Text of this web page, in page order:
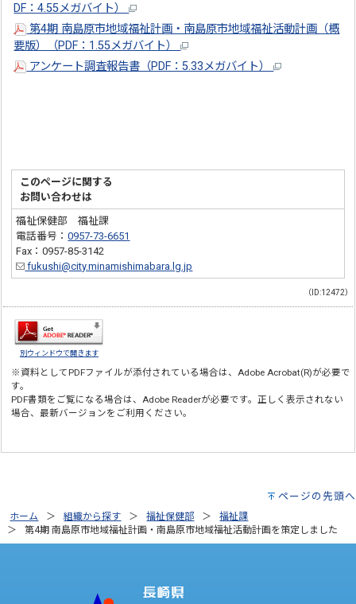
DF：4.55メガバイト）
第4期 南島原市地域福祉計画・南島原市地域福祉活動計画（概
要版）（PDF：1.55メガバイト）
アンケート調査報告書（PDF：5.33メガバイト）
このページに関する
お問い合わせは
福祉保健部 福祉課
電話番号：0957-73-6651
Fax：0957-85-3142
fukushi@city.minamishimabara.lg.jp
（ID:12472）
別ウィンドウで開きます
※資料としてPDFファイルが添付されている場合は、Adobe Acrobat(R)が必要で
す。
PDF書類をご覧になる場合は、Adobe Readerが必要です。正しく表示されない
場合、最新バージョンをご利用ください。
ページの先頭へ
ホーム 組織から探す 福祉保健部
福祉課
第4期 南島原市地域福祉計画・南島原市地域福祉活動計画を策定しました